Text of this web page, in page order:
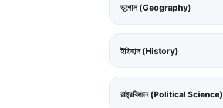
ভূগোল (Geography)
ইতিহাস (History)
রাষ্ট্রবিজ্ঞান (Political Science)